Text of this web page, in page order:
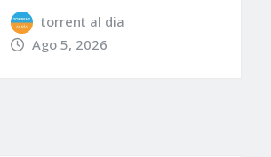
torrent al dia
Ago 5, 2026